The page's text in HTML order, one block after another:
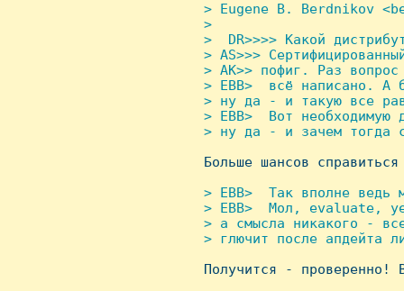
> Eugene B. Berdnikov
>
>  DR>>>> Какой
> AS>>>
> AK>> пофиг. Раз
> EBB>  всё написано. А
> ну да - и такую все
> EBB>  Вот
> ну да - и зачем тогда
Больше шансов
> EBB>  Так вполне ведь
> EBB>  Мол, evaluate,
> а смысла никакого -
> глючит после апдейта
Получится - проверенно!